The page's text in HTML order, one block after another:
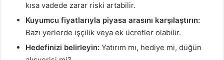
kısa vadede zarar riski artabilir.
Kuyumcu fiyatlarıyla piyasa arasını karşılaştırın:
Bazı yerlerde işçilik veya ek ücretler olabilir.
Hedefinizi belirleyin: Yatırım mı, hediye mi, düğün